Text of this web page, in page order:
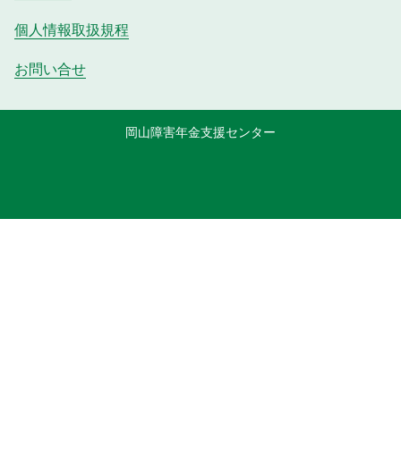
個人情報取扱規程
お問い合せ
岡山障害年金支援センター